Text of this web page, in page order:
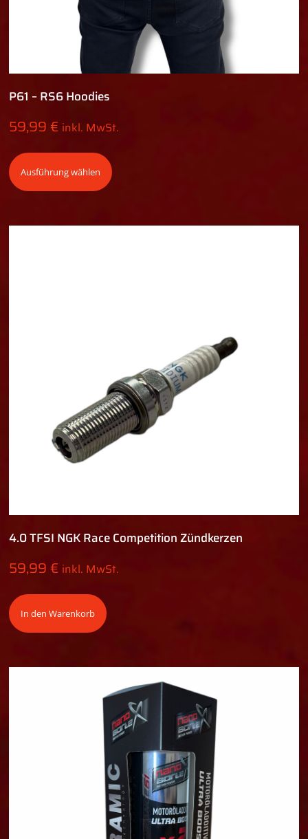
P61 – RS6 Hoodies
59,99€ inkl. MwSt.
Ausführung wählen
4.0 TFSI NGK Race Competition Zündkerzen
59,99€ inkl. MwSt.
In den Warenkorb